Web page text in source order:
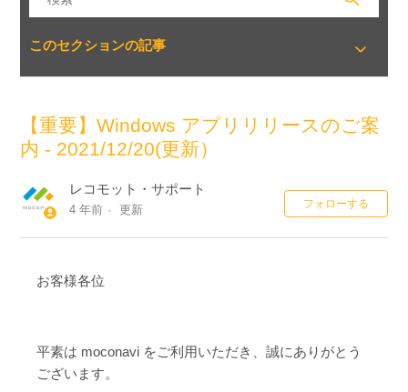
このセクションの記事
【重要】Windows アプリリリースのご案
内 - 2021/12/20(更新）
レコモット・サポート
4 年前 更新 フォローする
お客様各位
平素は moconavi をご利用いただき、誠にありがとう
ございます。